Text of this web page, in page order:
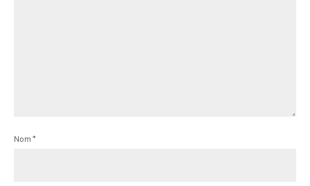
Nom *